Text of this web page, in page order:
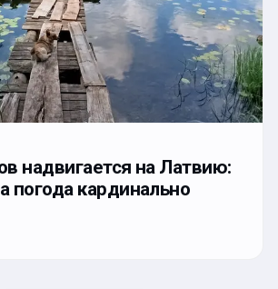
надвигается на Латвию:
погода кардинально